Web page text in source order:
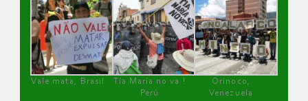
Vale mata, Brasil
Tía María no va !
Perú
Orinoco,
Venezuela